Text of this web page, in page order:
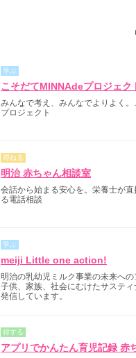
学ぶ
こそだてMINNAdeプロジェク
みんなで考え、みんなでよりよく
プロジェクト
尋ねる
明治 赤ちゃん相談室
会話から始まる安心を。栄養士が
る電話相談
学ぶ
meiji Little one action!
明治の乳幼児ミルク事業の未来への
子供、家族、社会にむけたサステ
発信しています。
得する
アプリでかんたん育児記録 赤